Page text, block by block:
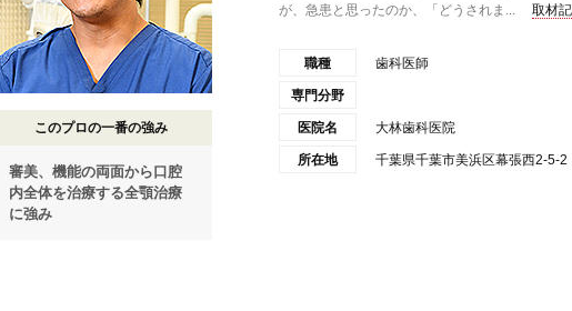
このプロの一番の強み
審美、機能の両面から口腔
内全体を治療する全顎治療
に強み
が、急患と思ったのか、「どうされま...
取材
職種 歯科医師
専門分野
医院名 大林歯科医院
所在地 千葉県千葉市美浜区幕張西2-5-2